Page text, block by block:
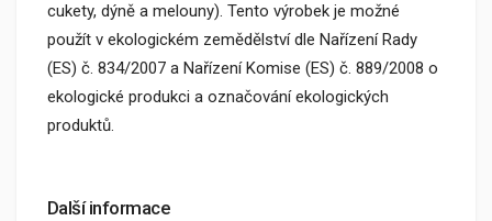
cukety, dýně a melouny). Tento výrobek je možné
použít v ekologickém zemědělství dle Nařízení Rady
(ES) č. 834/2007 a Nařízení Komise (ES) č. 889/2008 o
ekologické produkci a označování ekologických
produktů.
Další informace